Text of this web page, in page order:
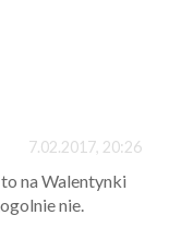
7.02.2017, 20:26
na Walentynki
nie.